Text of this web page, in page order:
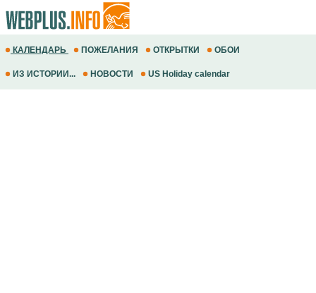
КАЛЕНДАРЬ ПОЖЕЛАНИЯ ОТКРЫТКИ ОБОИ
ИЗ ИСТОРИИ... НОВОСТИ US Holiday calendar